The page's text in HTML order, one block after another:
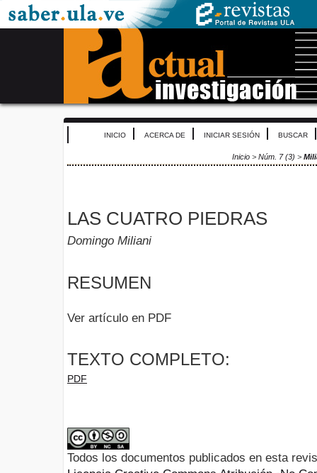
INICIO ACERCA DE INICIAR SESIÓN BUSCAR
Inicio> Núm. 7 (3) >
LAS CUATRO PIEDRAS
Domingo Miliani
RESUMEN
Ver artículo en PDF
TEXTO COMPLETO:
PDF
Todos los documentos publicados en esta